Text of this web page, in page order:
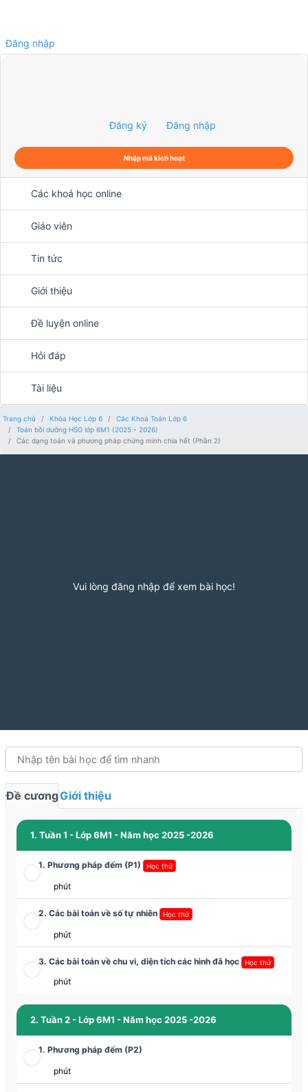
Đăng nhập
Đăng ký Đăng nhập
Nhập mã kích hoạt
Các khoá học online
Giáo viên
Tin tức
Giới thiệu
Đề luyện online
Hỏi đáp
Tài liệu
Trang chủ Khóa Học Lớp 6
Các Khoá Toán Lớp 6
Toán bồi dưỡng HSG lớp 6M1 (2025 - 2026)
Các dạng toán và phương pháp chứng minh chia hết (Phần 2)
Vui lòng đăng nhập để xem bài học!
Đề cươngGiới thiệu
1. Tuần 1 - Lớp 6M1 - Năm học 2025 -2026
1. Phương pháp đếm (P1) Học thử
phút
2. Các bài toán về số tự nhiên Học thử
phút
3. Các bài toán về chu vi, diện tích các hình đã học Học thử
phút
2. Tuần 2 - Lớp 6M1 - Năm học 2025 -2026
1. Phương pháp đếm (P2)
phút